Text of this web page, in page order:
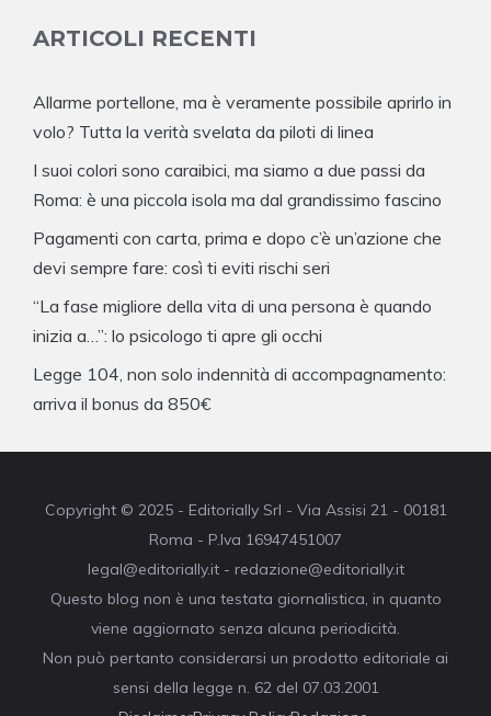
ARTICOLI RECENTI
Allarme portellone, ma è veramente possibile aprirlo in
volo? Tutta la verità svelata da piloti di linea
I suoi colori sono caraibici, ma siamo a due passi da
Roma: è una piccola isola ma dal grandissimo fascino
Pagamenti con carta, prima e dopo c’è un’azione che
devi sempre fare: così ti eviti rischi seri
“La fase migliore della vita di una persona è quando
inizia a…”: lo psicologo ti apre gli occhi
Legge 104, non solo indennità di accompagnamento:
arriva il bonus da 850€
Copyright © 2025 - Editorially Srl - Via Assisi 21 - 00181
Roma - P.Iva 16947451007
legal@editorially.it - redazione@editorially.it
Questo blog non è una testata giornalistica, in quanto
viene aggiornato senza alcuna periodicità.
Non può pertanto considerarsi un prodotto editoriale ai
sensi della legge n. 62 del 07.03.2001